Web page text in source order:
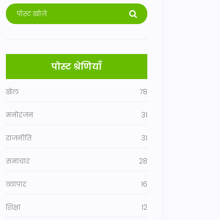
पोस्ट श्रेणियाँ
खेल 78
मनोरंजन 31
राजनीति 31
समाचार 28
व्यापार 16
शिक्षा 12